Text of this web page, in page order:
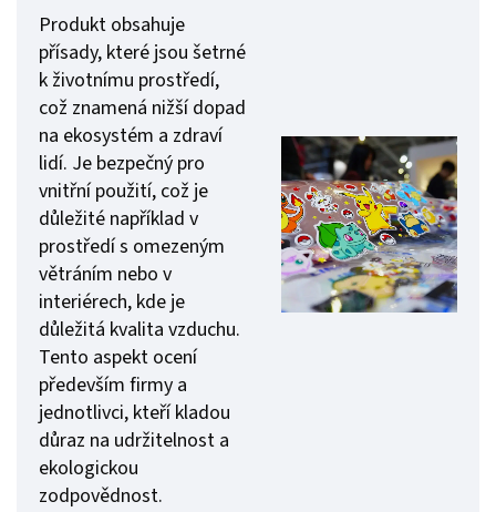
Produkt obsahuje
přísady, které jsou šetrné
k životnímu prostředí,
což znamená nižší dopad
na ekosystém a zdraví
lidí. Je bezpečný pro
vnitřní použití, což je
důležité například v
prostředí s omezeným
větráním nebo v
interiérech, kde je
důležitá kvalita vzduchu.
Tento aspekt ocení
především firmy a
jednotlivci, kteří kladou
důraz na udržitelnost a
ekologickou
zodpovědnost.